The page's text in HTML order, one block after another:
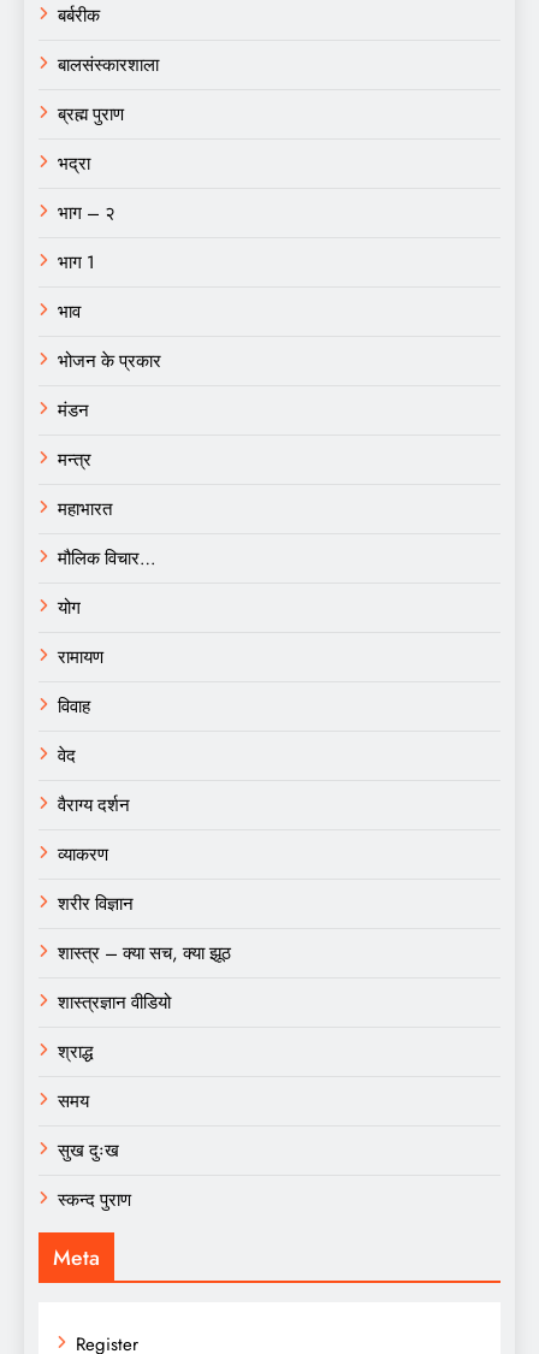
बर्बरीक
बालसंस्कारशाला
ब्रह्म पुराण
भद्रा
भाग – २
भाग 1
भाव
भोजन के प्रकार
मंडन
मन्त्र
महाभारत
मौलिक विचार…
योग
रामायण
विवाह
वेद
वैराग्य दर्शन
व्याकरण
शरीर विज्ञान
शास्त्र – क्या सच, क्या झूठ
शास्त्रज्ञान वीडियो
श्राद्ध
समय
सुख दुःख
स्कन्द पुराण
Meta
Register